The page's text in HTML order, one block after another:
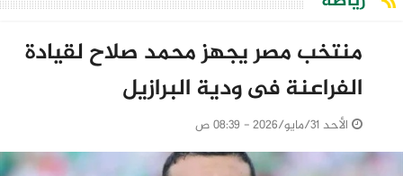
منتخب مصر يجهز محمد صلاح لقيادة
الفراعنة فى ودية البرازيل
الأحد 31/مايو/2026 - 08:39 ص